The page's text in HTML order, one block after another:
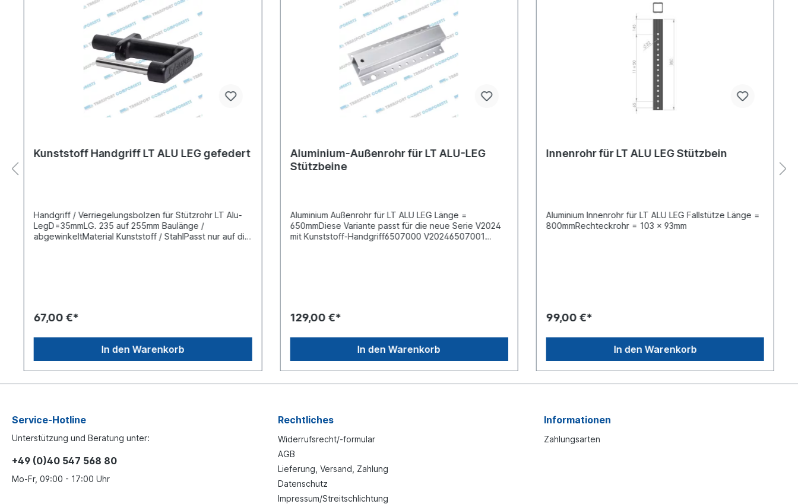
Kunststoff Handgriff LT ALU LEG gefedert
Handgriff / Verriegelungsbolzen für Stützrohr LT Alu-
LegD=35mmLG. 235 auf 255mm Baulänge /
abgewinkeltMaterial Kunststoff / StahlPasst nur auf die
67,00 €*
In den Warenkorb
Aluminium-Außenrohr für LT ALU-LEG
Stützbeine
Aluminium Außenrohr für LT ALU LEG Länge =
650mmDiese Variante passt für die neue Serie V2024
mit Kunststoff-Handgriff6507000 V20246507001
129,00 €*
In den Warenkorb
Innenrohr für LT ALU LEG Stützbein
Aluminium Innenrohr für LT ALU LEG Fallstütze Länge =
800mmRechteckrohr = 103 x 93mm
99,00 €*
In den Warenkorb
Service-Hotline
Unterstützung und Beratung unter:
+49 (0)40 547 568 80
Mo-Fr, 09:00 - 17:00 Uhr
Rechtliches
Widerrufsrecht/-formular
AGB
Lieferung, Versand, Zahlung
Datenschutz
Impressum/Streitschlichtung
Informationen
Zahlungsarten